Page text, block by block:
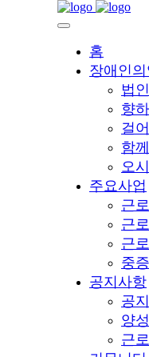
홈
장애인
법
향
걸
함
오
주요사업
근
근
근
중
공지사항
공
양
근